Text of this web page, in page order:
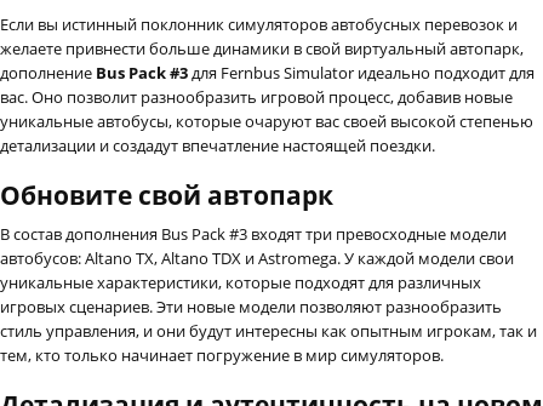
Если вы истинный поклонник симуляторов автобусных перевозок и
желаете привнести больше динамики в свой виртуальный автопарк,
дополнение Bus Pack #3для Fernbus Simulator идеально подходит для
вас. Оно позволит разнообразить игровой процесс, добавив новые
уникальные автобусы, которые очаруют вас своей высокой степенью
детализации и создадут впечатление настоящей поездки.
Обновите свой автопарк
В состав дополнения Bus Pack #3 входят три превосходные модели
автобусов: Altano TX, Altano TDX и Astromega. У каждой модели свои
уникальные характеристики, которые подходят для различных
игровых сценариев. Эти новые модели позволяют разнообразить
стиль управления, и они будут интересны как опытным игрокам, так и
тем, кто только начинает погружение в мир симуляторов.